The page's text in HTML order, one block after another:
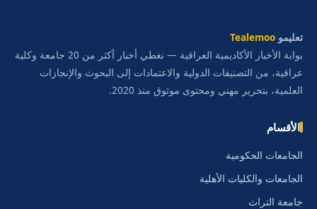
تعليمو Tealemoo
بوابة الأخبار الأكاديمية العراقية — نغطي أخبار أكثر من 20 جامعة وكلية
عراقية، من التصنيفات الدولية والاعتمادات إلى البحوث والإنجازات
العلمية، بتحرير مهني ومحتوى موثوق منذ 2020.
الأقسام
الجامعات الحكومية
الجامعات والكليات الأهلية
جامعة التراث